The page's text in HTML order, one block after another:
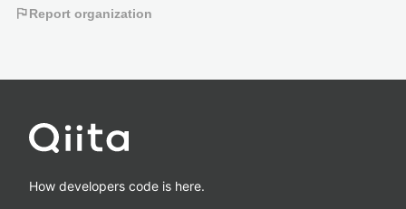
flagReport organization
How developers code is here.